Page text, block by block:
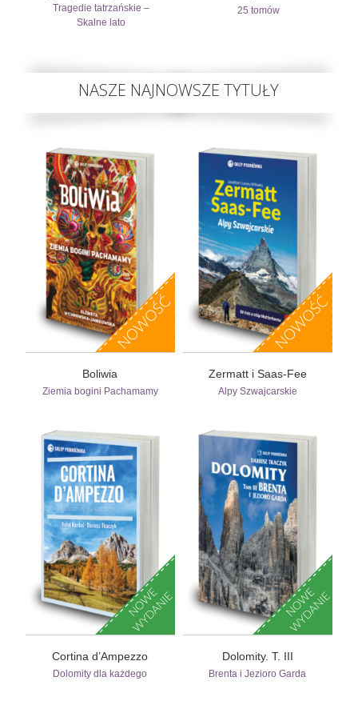
Tragedie tatrzańskie –
Skalne lato
25 tomów
NASZE NAJNOWSZE TYTUŁY
Boliwia
Ziemia bogini Pachamamy
Zermatt i Saas-Fee
Alpy Szwajcarskie
Cortina d’Ampezzo
Dolomity dla każdego
Dolomity. T. III
Brenta i Jezioro Garda